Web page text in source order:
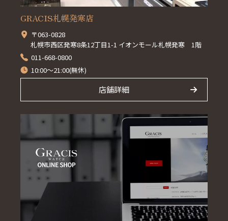
GRACIS札幌発寒店
〒063-0828
札幌市西区発寒8条12丁目1-1 イオンモール札幌発寒 1階
011-668-0800
10:00～21:00(無休)
店舗詳細